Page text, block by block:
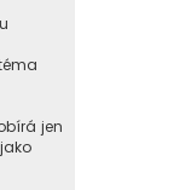
jen